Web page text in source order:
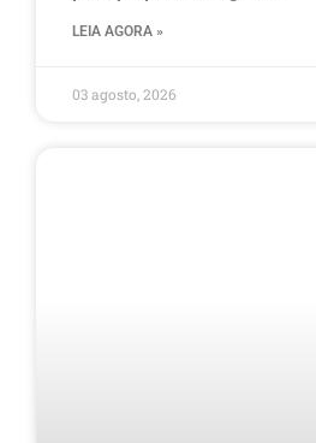
LEIA AGORA »
03 agosto, 2026